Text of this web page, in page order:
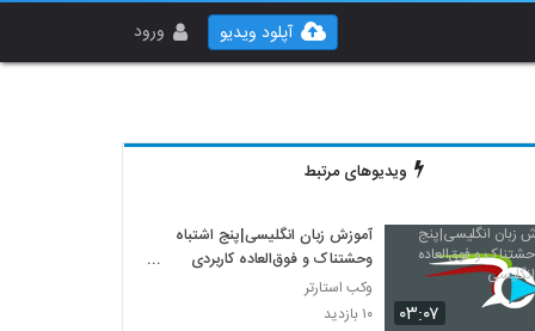
ورود آپلود ویدیو
ویدیوهای مرتبط
۰۳:۰۷
آموزش زبان انگلیسی|پنج اشتباه
وحشتناک و فوق‌العاده کاربردی
انگلیسی
وکب استارتر
۱۰ بازدید